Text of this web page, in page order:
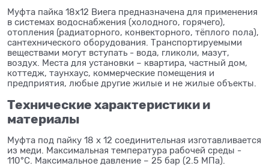
Муфта пайка 18x12 Виега предназначена для применения
в системах водоснабжения (холодного, горячего),
отопления (радиаторного, конвекторного, тёплого пола),
сантехнического оборудования. Транспортируемыми
веществами могут вступать - вода, гликоли, мазут,
воздух. Места для установки – квартира, частный дом,
коттедж, таунхаус, коммерческие помещения и
предприятия, любые другие жилые и не жилые объекты.
Технические характеристики и
материалы
Муфта под пайку 18 x 12 соединительная изготавливается
из меди. Максимальная температура рабочей среды -
110°C. Максимальное давление – 25 бар (2.5 МПа).